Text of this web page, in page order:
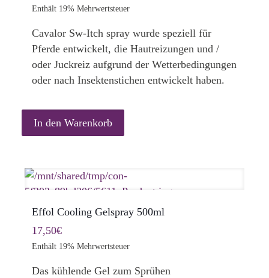
Preis
36,00€
Preis
18,00€.
Enthält 19% Mehrwertsteuer
Cavalor Sw-Itch spray wurde speziell für
Pferde entwickelt, die Hautreizungen und /
oder Juckreiz aufgrund der Wetterbedingungen
oder nach Insektenstichen entwickelt haben.
In den Warenkorb
Effol Cooling Gelspray 500ml
17,50€
Enthält 19% Mehrwertsteuer
Das kühlende Gel zum Sprühen